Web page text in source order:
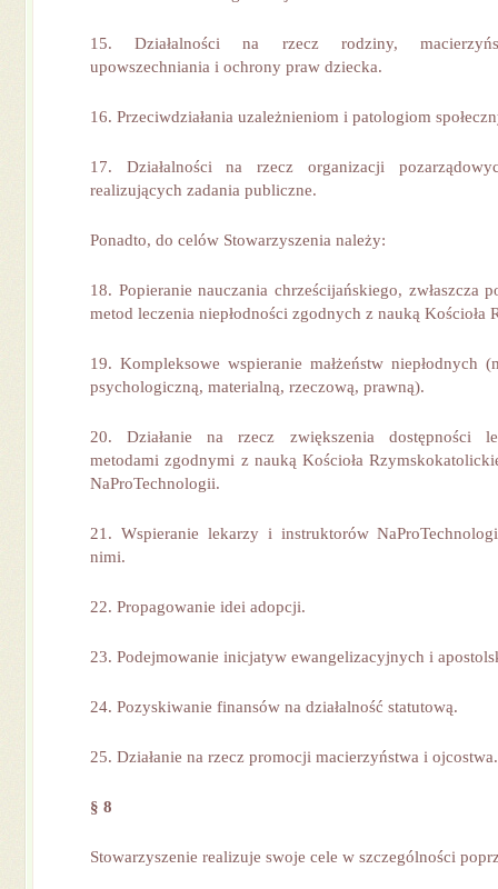
15. Działalności na rzecz rodziny,
upowszechniania i ochrony praw dziecka.
16. Przeciwdziałania uzależnieniom i patologiom
17. Działalności na rzecz organizacji
realizujących zadania publiczne.
Ponadto, do celów Stowarzyszenia należy:
18. Popieranie nauczania chrześcijańskiego, zwłaszcza
metod leczenia niepłodności zgodnych z nauką Kościoła
19. Kompleksowe wspieranie małżeństw niepłodnych
psychologiczną, materialną, rzeczową, prawną).
20. Działanie na rzecz zwiększenia dostępności
metodami zgodnymi z nauką Kościoła
NaProTechnologii.
21. Wspieranie lekarzy i instruktorów
nimi.
22. Propagowanie idei adopcji.
23. Podejmowanie inicjatyw ewangelizacyjnych i
24. Pozyskiwanie finansów na działalność statutową.
25. Działanie na rzecz promocji macierzyństwa i ojcostwa.
§ 8
Stowarzyszenie realizuje swoje cele w szczególności